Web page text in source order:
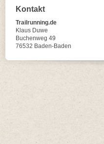
Kontakt
Trailrunning.de
Klaus Duwe
Buchenweg 49
76532 Baden-Baden